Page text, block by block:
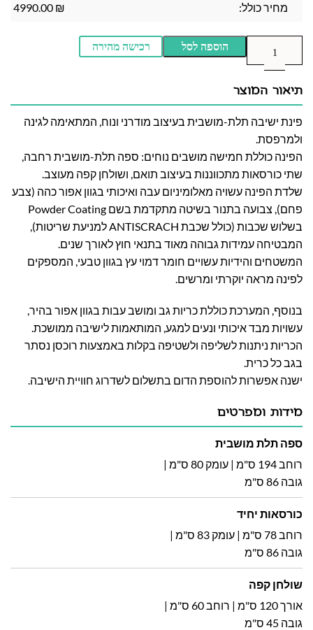
מחיר כולל: ₪
4990.00
הוספה לסל רכישה מהירה
תיאור המוצר
פינת ישיבה תלת-מושבית בעיצוב מודרני ונוח, המתאימה לגינה
ולמרפסת.
הפינה כוללת חמישה מושבים נוחים: ספה תלת-מושבית רחבה,
שתי כורסאות מתכווננות בעיצוב תואם, ושולחן קפה מעוצב.
שלדת הפינה עשויה מאלומיניום עבה ואיכותי בגוון אפור כהה (צבע
פחם), צבועה בתנור בשיטה מתקדמת בשם Powder Coating
בשלוש שכבות (כולל שכבת ANTISCRACH למניעת שריטות),
המבטיחה עמידות גבוהה מאוד בתנאי חוץ לאורך שנים.
המשטחים והידיות עשויים חומר דמוי עץ בגוון טבעי, המספקים
לפינה מראה יוקרתי ומרשים.
בנוסף, המערכת כוללת כריות גב ומושב עבות בגוון אפור בהיר,
עשויות מבד איכותי ונעים למגע, המותאמות לישיבה ממושכת.
הכריות ניתנות לשליפה ולשטיפה בקלות באמצעות רוכסן נסתר
בגב כל כרית.
ישנה אפשרות להוספת הדום בתשלום לשדרוג חוויית הישיבה.
מידות ומפרטים
ספה תלת מושבית
רוחב 194 ס"מ | עומק 80 ס"מ |
גובה 86 ס"מ
כורסאות יחיד
רוחב 78 ס"מ | עומק 83 ס"מ |
גובה 86 ס"מ
שולחן קפה
אורך 120 ס"מ | רוחב 60 ס"מ |
גובה 45 ס"מ